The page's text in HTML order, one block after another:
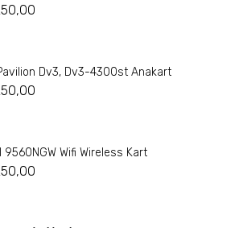
Dv3, Dv3-4300st Anakart
9560NGW Wifi Wireless Kart